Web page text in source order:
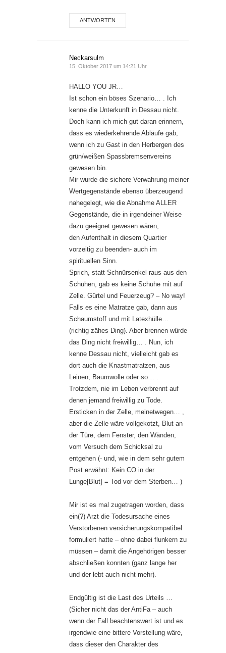
ANTWORTEN
Neckarsulm
15. Oktober 2017 um 14:21 Uhr
HALLO YOU JR…
Ist schon ein böses Szenario… . Ich
kenne die Unterkunft in Dessau nicht.
Doch kann ich mich gut daran erinnern,
dass es wiederkehrende Abläufe gab,
wenn ich zu Gast in den Herbergen des
grün/weißen Spassbremsenvereins
gewesen bin.
Mir wurde die sichere Verwahrung meiner
Wertgegenstände ebenso überzeugend
nahegelegt, wie die Abnahme ALLER
Gegenstände, die in irgendeiner Weise
dazu geeignet gewesen wären,
den Aufenthalt in diesem Quartier
vorzeitig zu beenden- auch im
spirituellen Sinn.
Sprich, statt Schnürsenkel raus aus den
Schuhen, gab es keine Schuhe mit auf
Zelle. Gürtel und Feuerzeug? – No way!
Falls es eine Matratze gab, dann aus
Schaumstoff und mit Latexhülle…
(richtig zähes Ding). Aber brennen würde
das Ding nicht freiwillig… . Nun, ich
kenne Dessau nicht, vielleicht gab es
dort auch die Knastmatratzen, aus
Leinen, Baumwolle oder so… .
Trotzdem, nie im Leben verbrennt auf
denen jemand freiwillig zu Tode.
Ersticken in der Zelle, meinetwegen… ,
aber die Zelle wäre vollgekotzt, Blut an
der Türe, dem Fenster, den Wänden,
vom Versuch dem Schicksal zu
entgehen (- und, wie in dem sehr gutem
Post erwähnt: Kein CO in der
Lunge[Blut] = Tod vor dem Sterben… )
Mir ist es mal zugetragen worden, dass
ein(?) Arzt die Todesursache eines
Verstorbenen versicherungskompatibel
formuliert hatte – ohne dabei flunkern zu
müssen – damit die Angehörigen besser
abschließen konnten (ganz lange her
und der lebt auch nicht mehr).
Endgültig ist die Last des Urteils …
(Sicher nicht das der AntiFa – auch
wenn der Fall beachtenswert ist und es
irgendwie eine bittere Vorstellung wäre,
dass dieser den Charakter des